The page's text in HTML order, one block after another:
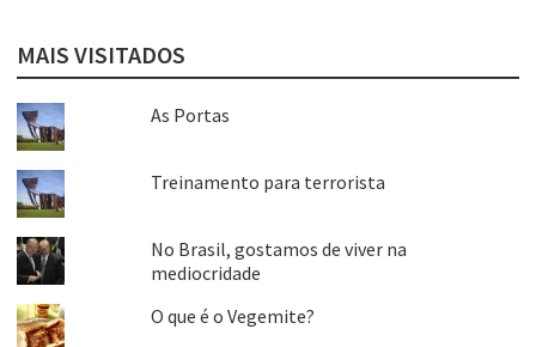
MAIS VISITADOS
As Portas
Treinamento para terrorista
No Brasil, gostamos de viver na
mediocridade
O que é o Vegemite?